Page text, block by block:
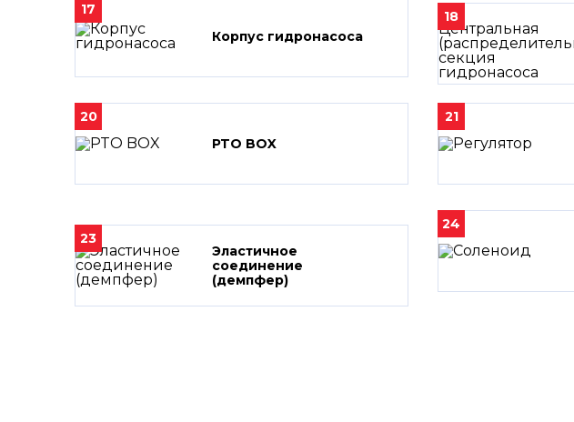
17
Корпус гидронасоса
18
20
PTO BOX
21
23
Эластичное
соединение
(демпфер)
24